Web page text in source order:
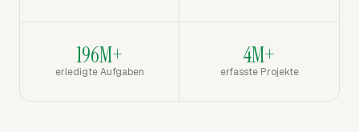
196M+
erledigte Aufgaben
4M+
erfasste Projekte